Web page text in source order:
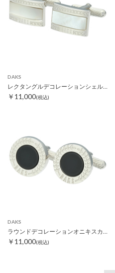
DAKS
￥11,000(税込)
DAKS
ラウンドデコレーションオニキスカフス
￥11,000(税込)